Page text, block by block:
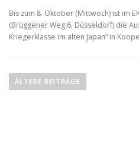
Bis zum 8. Oktober (Mittwoch) ist im
(Brüggener Weg 6, Düsseldorf) die
Kriegerklasse im alten Japan“ in
eÄLTERE BEITRÄGE